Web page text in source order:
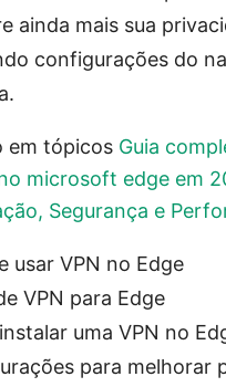
ainda mais sua
configurações do
em tópicos Guia
microsoft edge em
Segurança e
usar VPN no Edge
VPN para Edge
uma VPN no
para melhorar